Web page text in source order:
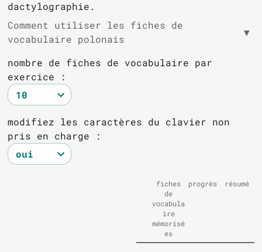
dactylographie.
Comment utiliser les fiches de
vocabulaire polonais
▼
nombre de fiches de vocabulaire par
exercice :
modifiez les caractères du clavier non
pris en charge :
fiches
de
vocabula
ire
mémorisé
es
progrès résumé